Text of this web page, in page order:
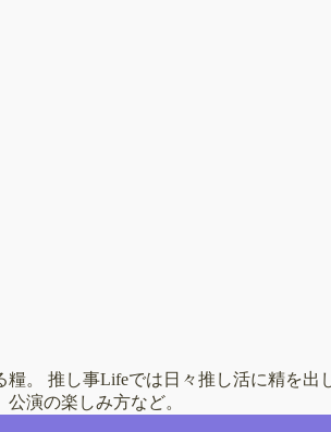
糧。 推し事Lifeでは日々推し活に精を
演の楽しみ方など。